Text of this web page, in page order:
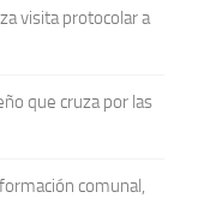
visita protocolar a
que cruza por las
comunal,